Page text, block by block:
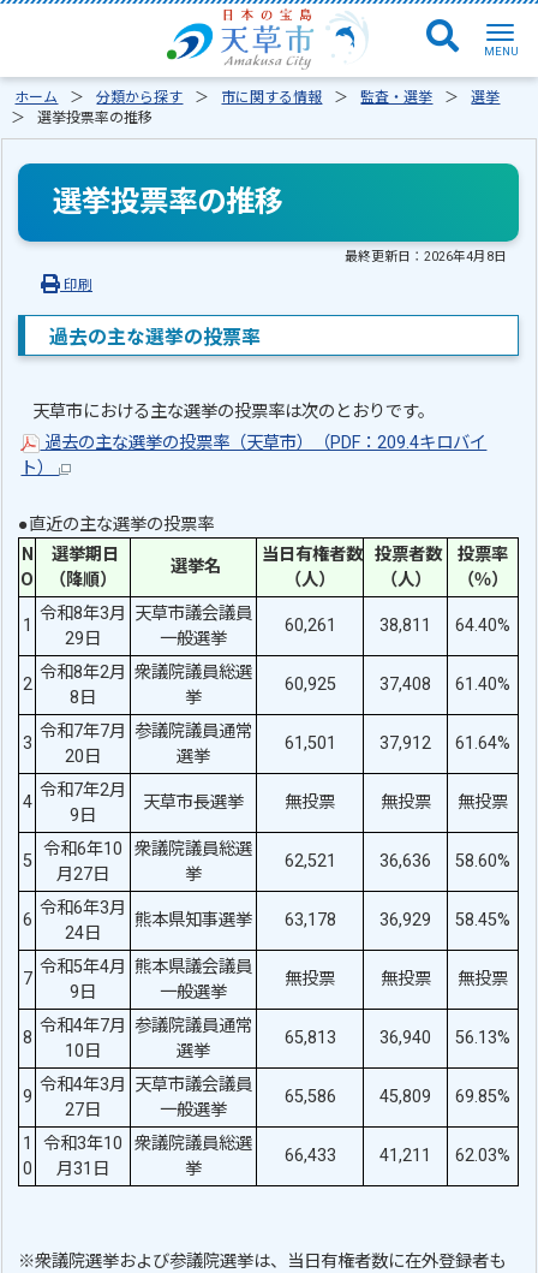
ホーム 分類から探す 市に関する情報 監査・選挙
選挙
選挙投票率の推移
選挙投票率の推移
最終更新日：2026年4月8日
印刷
過去の主な選挙の投票率
天草市における主な選挙の投票率は次のとおりです。
過去の主な選挙の投票率（天草市）（PDF：209.4キロバイ
ト）
●直近の主な選挙の投票率
N
O
選挙期日
（降順）
選挙名
当日有権者数
（人）
投票者数
（人）
投票率
（％）
1
令和8年3月
29日
天草市議会議員
一般選挙
60,261 38,811 64.40%
2
令和8年2月
8日
衆議院議員総選
挙
60,925 37,408 61.40%
3
令和7年7月
20日
参議院議員通常
選挙
61,501 37,912 61.64%
4
令和7年2月
9日
天草市長選挙 無投票 無投票 無投票
5
令和6年10
月27日
衆議院議員総選
挙
62,521 36,636 58.60%
6
令和6年3月
24日
熊本県知事選挙 63,178 36,929 58.45%
7
令和5年4月
9日
熊本県議会議員
一般選挙
無投票 無投票 無投票
8
令和4年7月
10日
参議院議員通常
選挙
65,813 36,940 56.13%
9
令和4年3月
27日
天草市議会議員
一般選挙
65,586 45,809 69.85%
1
0
令和3年10
月31日
衆議院議員総選
挙
66,433 41,211 62.03%
※衆議院選挙および参議院選挙は、当日有権者数に在外登録者も